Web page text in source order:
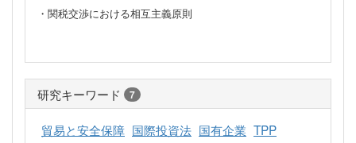
・関税交渉における相互主義原則
研究キーワード 7
貿易と安全保障 国際投資法 国有企業 TPP